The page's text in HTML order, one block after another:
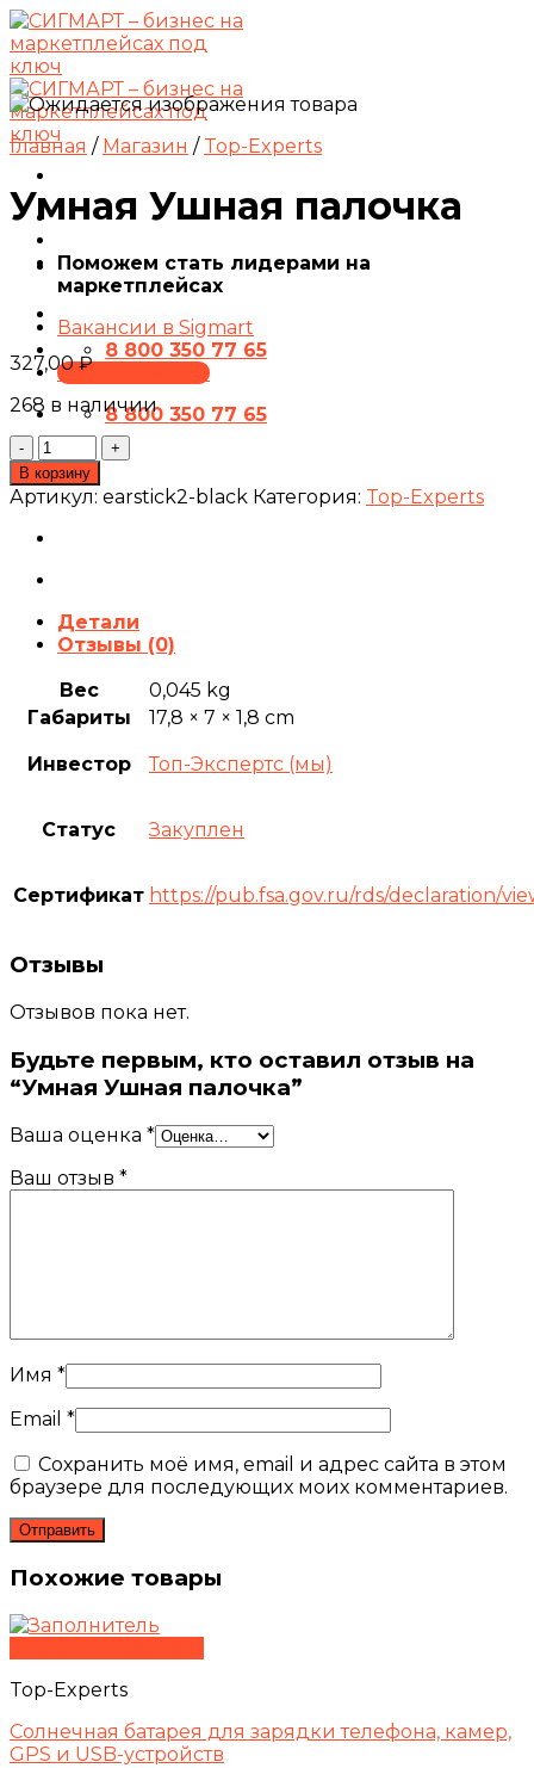
Skip
to
content
Поможем стать лидерами на
маркетплейсах
Вакансии в Sigmart
8 800 350 77 65
ПРЕЗЕНТАЦИЯ
8 800 350 77 65
Главная / Магазин / Top-Experts
Умная Ушная палочка
327,00₽
268 в наличии
Количество
товара
Умная
Ушная
палочка
В корзину
Артикул: earstick2-black Категория: Top-Experts
Детали
Отзывы (0)
Вес
0,045 kg
Габариты
17,8 × 7 × 1,8 cm
Инвестор Топ-Экспертс (мы)
Статус Закуплен
Сертификат https://pub.fsa.gov.ru/rds/declaration/
Отзывы
Отзывов пока нет.
Будьте первым, кто оставил отзыв на
“Умная Ушная палочка”
Ваша оценка *
Ваш отзыв *
Имя *
Email *
Сохранить моё имя, email и адрес сайта в этом
браузере для последующих моих комментариев.
Похожие товары
Top-Experts
Солнечная батарея для зарядки телефона, камер,
GPS и USB-устройств